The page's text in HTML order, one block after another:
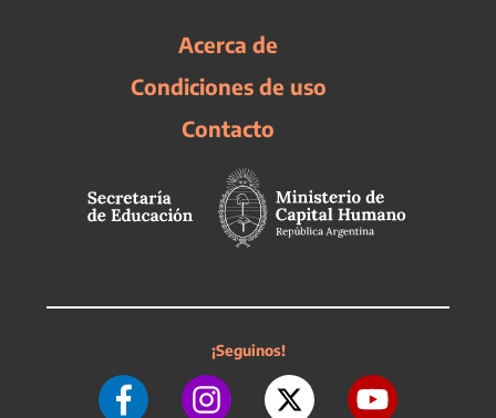
Acerca de
Condiciones de uso
Contacto
¡Seguinos!